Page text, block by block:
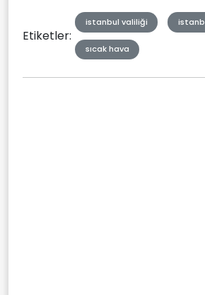
Etiketler:
istanbul valiliği
sıcak hava